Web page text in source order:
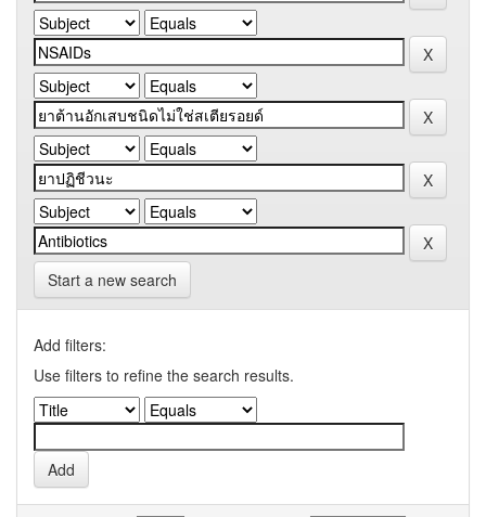
Start a new search
Add filters:
Use filters to refine the search results.